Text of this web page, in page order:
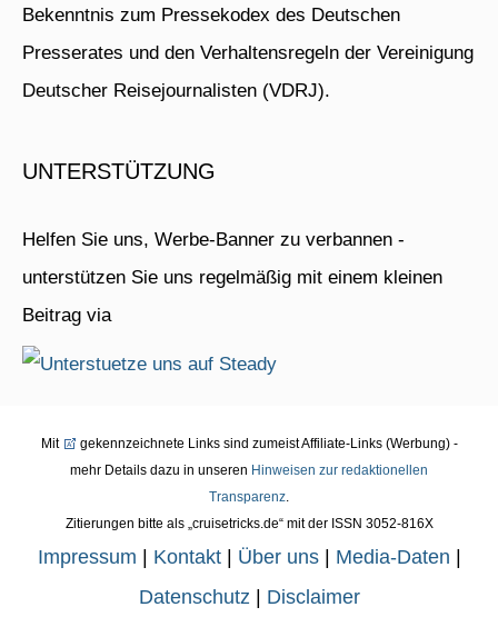
Bekenntnis zum Pressekodex des Deutschen
Presserates und den Verhaltensregeln der Vereinigung
Deutscher Reisejournalisten (VDRJ).
UNTERSTÜTZUNG
Helfen Sie uns, Werbe-Banner zu verbannen -
unterstützen Sie uns regelmäßig mit einem kleinen
Beitrag via
Mit
gekennzeichnete Links sind zumeist Affiliate-Links (Werbung) -
mehr Details dazu in unseren Hinweisen zur redaktionellen
Transparenz
Zitierungen bitte als „cruisetricks.de“ mit der ISSN 3052-816X
Impressum | Kontakt| Über uns| Media-Daten |
Datenschutz | Disclaimer